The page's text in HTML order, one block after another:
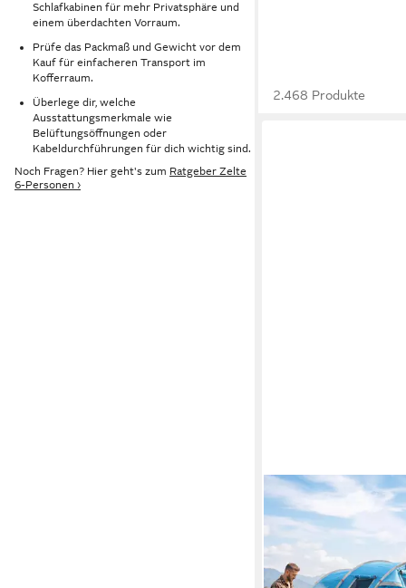
Schlafkabinen für mehr Privatsphäre und
einem überdachten Vorraum.
Prüfe das Packmaß und Gewicht vor dem
Kauf für einfacheren Transport im
Kofferraum.
Überlege dir, welche
Ausstattungsmerkmale wie
Belüftungsöffnungen oder
Kabeldurchführungen für dich wichtig sind.
Noch Fragen? Hier geht's zum Ratgeber Zelte
6-Personen ›
2.468 Produkte
OUTSUNNY
Kuppelzelt
Fenster, Packtasche,
4 (Festivalzelt, 1 tlg.,
2000 mm